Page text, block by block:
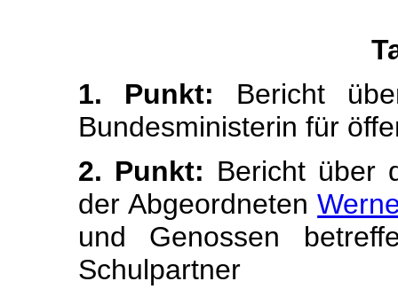
1. Punkt: Bericht
Bundesministerin für
2. Punkt: Bericht über
der Abgeordneten
und Genossen
Schulpartner